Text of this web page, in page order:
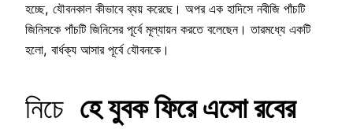
হচ্ছে, যৌবনকাল কীভাবে ব্যয় করেছে। অপর এক হাদিসে নবীজি পাঁচটি
জিনিসকে পাঁচটি জিনিসের পূর্বে মূল্যায়ন করতে বলেছেন। তারমধ্যে একটি
হলো, বার্ধক্য আসার পূর্বে যৌবনকে।
নিচে হে যুবক ফিরে এসো রবের